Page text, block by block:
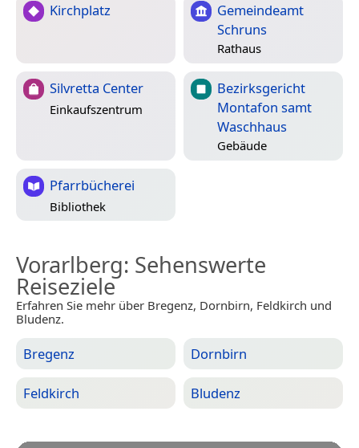
Kirchplatz
Gemeindeamt
Schruns
Rathaus
Silvretta Center
Einkaufszentrum
Bezirksgericht
Montafon samt
Waschhaus
Gebäude
Pfarrbücherei
Bibliothek
Vorarlberg: Sehenswerte
Reiseziele
Erfahren Sie mehr über Bregenz, Dornbirn, Feldkirch und
Bludenz.
Bregenz Dornbirn
Feldkirch Bludenz